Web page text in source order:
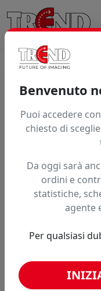
Benvenuto
Puoi accedere
chiesto di
Da oggi sarà
ordini e
statistiche,
agente
Per qualsiasi